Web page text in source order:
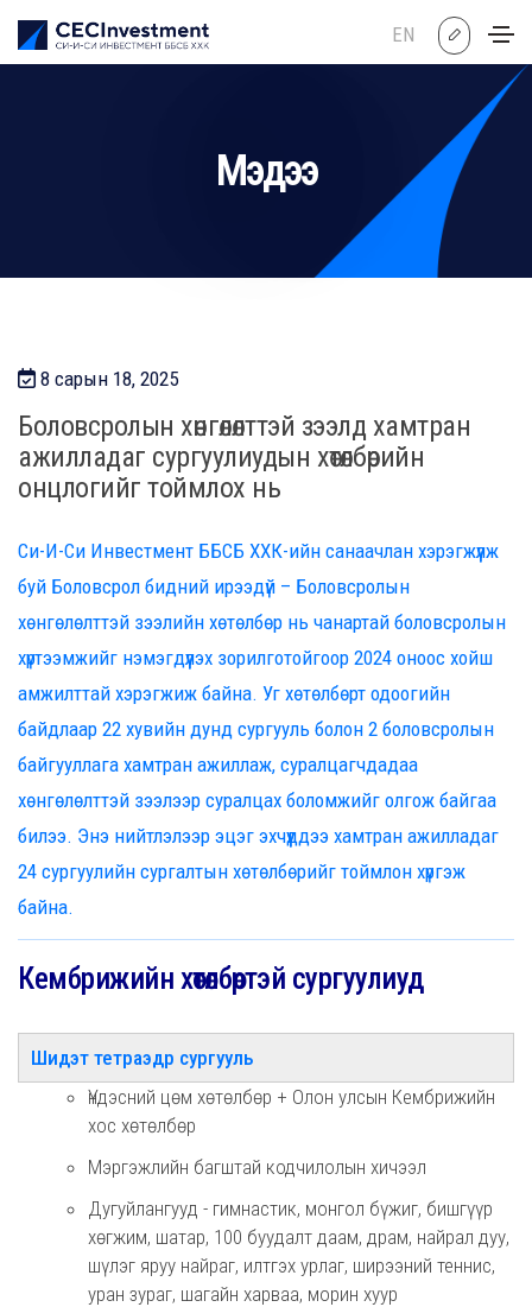
EN
Мэдээ
8 сарын 18, 2025
Боловсролын хөнгөлөлттэй зээлд хамтран
ажилладаг сургуулиудын хөтөлбөрийн
онцлогийг тоймлох нь
Си-И-Си Инвестмент ББСБ ХХК-ийн санаачлан хэрэгжүүлж
буй Боловсрол бидний ирээдүй – Боловсролын
хөнгөлөлттэй зээлийн хөтөлбөр нь чанартай боловсролын
хүртээмжийг нэмэгдүүлэх зорилготойгоор 2024 оноос хойш
амжилттай хэрэгжиж байна. Уг хөтөлбөрт одоогийн
байдлаар 22 хувийн дунд сургууль болон 2 боловсролын
байгууллага хамтран ажиллаж, суралцагчдадаа
хөнгөлөлттэй зээлээр суралцах боломжийг олгож байгаа
билээ. Энэ нийтлэлээр эцэг эхчүүддээ хамтран ажилладаг
24 сургуулийн сургалтын хөтөлбөрийг тоймлон хүргэж
байна.
Кембрижийн хөтөлбөртэй сургуулиуд
Шидэт тетраэдр сургууль
Үндэсний цөм хөтөлбөр + Олон улсын Кембрижийн
хос хөтөлбөр
Мэргэжлийн багштай кодчилолын хичээл
Дугуйлангууд - гимнастик, монгол бүжиг, бишгүүр
хөгжим, шатар, 100 буудалт даам, драм, найрал дуу,
шүлэг яруу найраг, илтгэх урлаг, ширээний теннис,
уран зураг, шагайн харваа, морин хуур